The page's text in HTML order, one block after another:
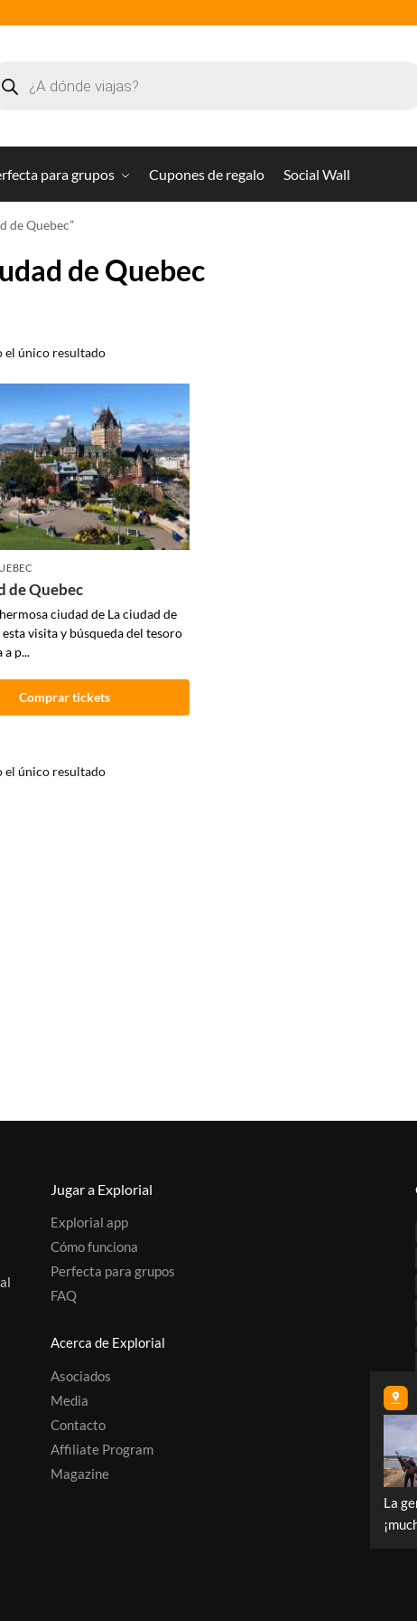
para grupos Cupones de regalo Social Wall
de Quebec”
de Quebec
el único resultado
de Quebec
ciudad de La ciudad de
esta visita y búsqueda del tesoro
a p...
Comprar tickets
el único resultado
Jugar a Explorial
Explorial app
Cómo funciona
Perfecta para grupos
FAQ
Acerca de Explorial
Asociados
Media
Contacto
Affiliate Program
Magazine
La